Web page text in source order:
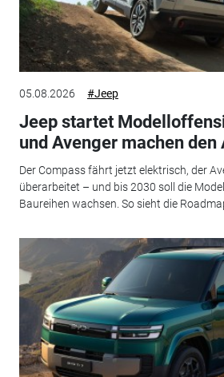
05.08.2026 #Jeep
Jeep startet
und Avenger machen den
Der Compass fährt jetzt elektrisch, der
überarbeitet – und bis 2030 soll die
Baureihen wachsen. So sieht die